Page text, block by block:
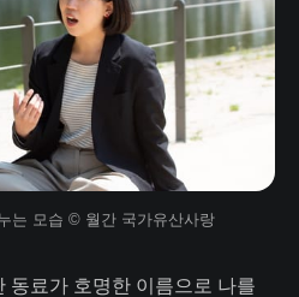
는 모습 © 월간 국가유산사랑
동료가 호명한 이름으로 나를